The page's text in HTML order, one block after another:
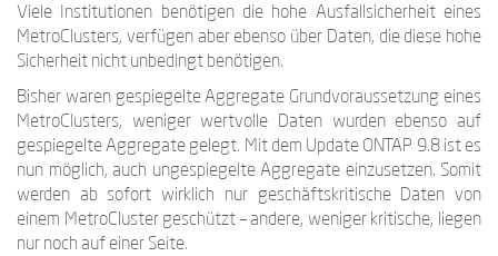
Viele Institutionen benötigen die hohe Ausfallsicherheit eines
MetroClusters, verfügen aber ebenso über Daten, die diese hohe
Sicherheit nicht unbedingt benötigen.
Bisher waren gespiegelte Aggregate Grundvoraussetzung eines
MetroClusters, weniger wertvolle Daten wurden ebenso auf
gespiegelte Aggregate gelegt. Mit dem Update ONTAP 9.8 ist es
nun möglich, auch ungespiegelte Aggregate einzusetzen. Somit
werden ab sofort wirklich nur geschäftskritische Daten von
einem MetroCluster geschützt – andere, weniger kritische, liegen
nur noch auf einer Seite.